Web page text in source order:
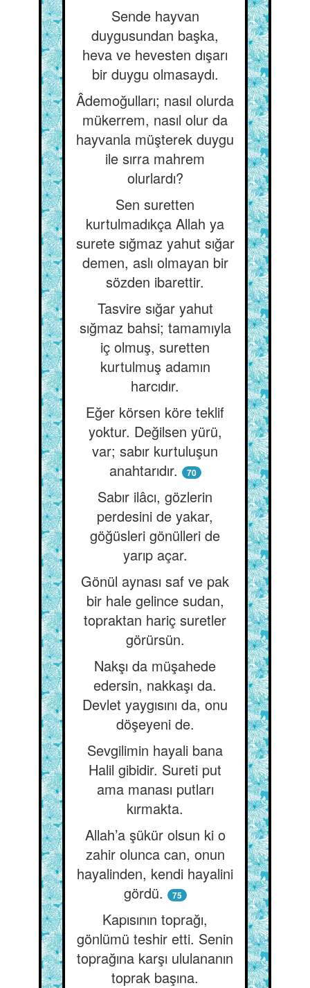
Sende hayvan
duygusundan başka,
heva ve hevesten dışarı
bir duygu olmasaydı.
Âdemoğulları; nasıl olurda
mükerrem, nasıl olur da
hayvanla müşterek duygu
ile sırra mahrem
olurlardı?
Sen suretten
kurtulmadıkça Allah ya
surete sığmaz yahut sığar
demen, aslı olmayan bir
sözden ibarettir.
Tasvire sığar yahut
sığmaz bahsi; tamamıyla
iç olmuş, suretten
kurtulmuş adamın
harcıdır.
Eğer körsen köre teklif
yoktur. Değilsen yürü,
var; sabır kurtuluşun
anahtarıdır.
70
Sabır ilâcı, gözlerin
perdesini de yakar,
göğüsleri gönülleri de
yarıp açar.
Gönül aynası saf ve pak
bir hale gelince sudan,
topraktan hariç suretler
görürsün.
Nakşı da müşahede
edersin, nakkaşı da.
Devlet yaygısını da, onu
döşeyeni de.
Sevgilimin hayali bana
Halil gibidir. Sureti put
ama manası putları
kırmakta.
Allah’a şükür olsun ki o
zahir olunca can, onun
hayalinden, kendi hayalini
gördü.
75
Kapısının toprağı,
gönlümü teshir etti. Senin
toprağına karşı ululananın
toprak başına.